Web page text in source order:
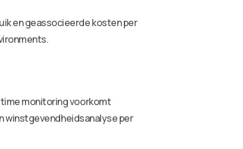
en geassocieerde kosten per
monitoring voorkomt
winstgevendheidsanalyse per